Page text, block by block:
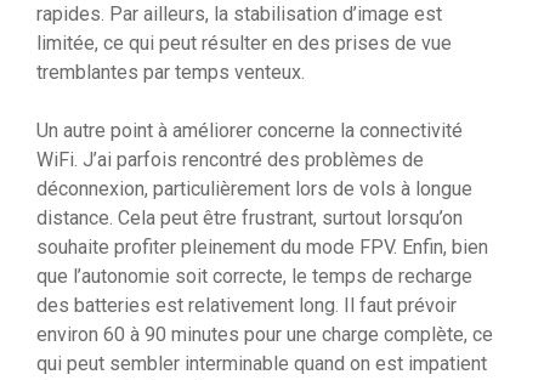
rapides. Par ailleurs, la stabilisation d’image est
limitée, ce qui peut résulter en des prises de vue
tremblantes par temps venteux.
Un autre point à améliorer concerne la connectivité
WiFi. J’ai parfois rencontré des problèmes de
déconnexion, particulièrement lors de vols à longue
distance. Cela peut être frustrant, surtout lorsqu’on
souhaite profiter pleinement du mode FPV. Enfin, bien
que l’autonomie soit correcte, le temps de recharge
des batteries est relativement long. Il faut prévoir
environ 60 à 90 minutes pour une charge complète, ce
qui peut sembler interminable quand on est impatient